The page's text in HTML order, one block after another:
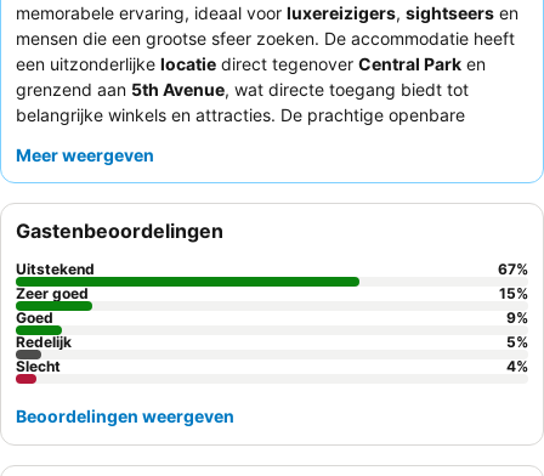
memorabele ervaring, ideaal voor luxereizigers, sightseers en
mensen die een grootse sfeer zoeken. De accommodatie heeft
een uitzonderlijke locatie direct tegenover Central Park en
grenzend aan 5th Avenue, wat directe toegang biedt tot
belangrijke winkels en attracties. De prachtige openbare
een weelderige sfeer. Gasten prijzen consequent het attente en
krijgt veel lof voor het uitgebreide en heerlijke aanbod, inclusief
veganistische en glutenvrije opties. Voor een echt speciale
ervaring kunt u overwegen een kamer op een hogere verdieping
te nemen voor een potentieel rustigere omgeving en een beter
uitzicht.
Meer weergeven
Gastenbeoordelingen
Uitstekend 67%
Zeer goed
15%
Goed
9%
Redelijk
5%
Slecht
4%
Beoordelingen weergeven